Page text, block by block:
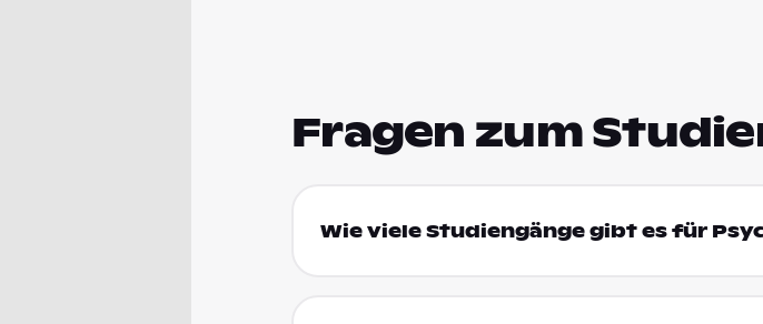
Fragen zum
Wie viele Studiengänge gibt es für